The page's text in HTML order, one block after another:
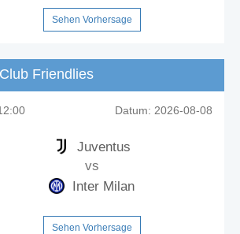
Sehen Vorhersage
Friendlies
Datum: 2026-08-08
Juventus
vs
Inter Milan
Sehen Vorhersage